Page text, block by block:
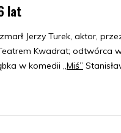
lat
Jerzy Turek, aktor,
Kwadrat; odtwórca
w komedii „Miś”